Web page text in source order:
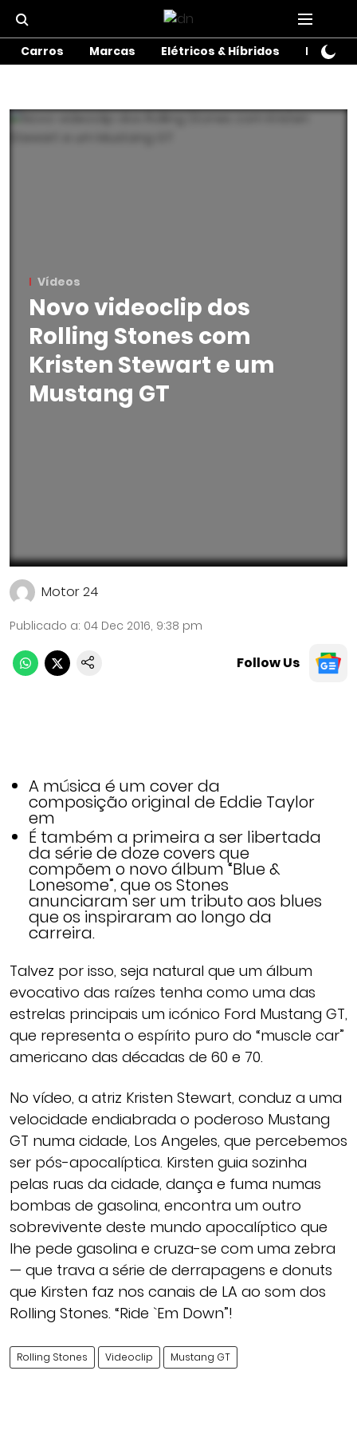
Carros Marcas Elétricos & Híbridos Motos
Vídeos
Novo videoclip dos
Rolling Stones com
Kristen Stewart e um
Mustang GT
Motor 24
Publicado a: 04 Dec 2016, 9:38 pm
Follow Us
A música é um cover da
composição original de Eddie Taylor
em
É também a primeira a ser libertada
da série de doze covers que
compõem o novo álbum “Blue &
Lonesome”, que os Stones
anunciaram ser um tributo aos blues
que os inspiraram ao longo da
carreira.
Talvez por isso, seja natural que um álbum
evocativo das raízes tenha como uma das
estrelas principais um icónico Ford Mustang GT,
que representa o espírito puro do “muscle car”
americano das décadas de 60 e 70.
No vídeo, a atriz Kristen Stewart, conduz a uma
velocidade endiabrada o poderoso Mustang
GT numa cidade, Los Angeles, que percebemos
ser pós-apocalíptica. Kirsten guia sozinha
pelas ruas da cidade, dança e fuma numas
bombas de gasolina, encontra um outro
sobrevivente deste mundo apocalíptico que
lhe pede gasolina e cruza-se com uma zebra
— que trava a série de derrapagens e donuts
que Kirsten faz nos canais de LA ao som dos
Rolling Stones. “Ride `Em Down”!
Rolling Stones Videoclip Mustang GT